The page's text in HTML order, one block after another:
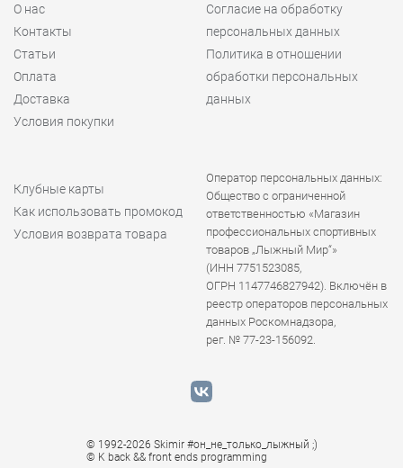
О нас
Контакты
Статьи
Оплата
Доставка
Условия покупки
Согласие на обработку
персональных данных
Политика в отношении
обработки персональных
данных
Клубные карты
Как использовать промокод
Условия возврата товара
Оператор персональных данных:
Общество с ограниченной
ответственностью «Магазин
профессиональных спортивных
товаров „Лыжный Мир“»
(ИНН 7751523085,
ОГРН 1147746827942). Включён в
реестр операторов персональных
данных Роскомнадзора,
рег. № 77-23-156092.
© 1992-2026 Skimir #он_не_только_лыжный ;)
© K back && front ends programming